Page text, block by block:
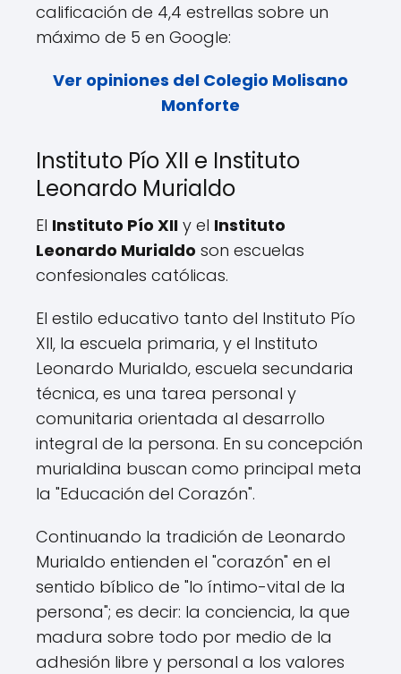
calificación de 4,4 estrellas sobre un
máximo de 5 en Google:
Ver opiniones del Colegio Molisano
Monforte
Instituto Pío XII e Instituto
Leonardo Murialdo
El Instituto Pío XII y el Instituto
Leonardo Murialdo son escuelas
confesionales católicas.
El estilo educativo tanto del Instituto Pío
XII, la escuela primaria, y el Instituto
Leonardo Murialdo, escuela secundaria
técnica, es una tarea personal y
comunitaria orientada al desarrollo
integral de la persona. En su concepción
murialdina buscan como principal meta
la "Educación del Corazón".
Continuando la tradición de Leonardo
Murialdo entienden el "corazón" en el
sentido bíblico de "lo íntimo-vital de la
persona"; es decir: la conciencia, la que
madura sobre todo por medio de la
adhesión libre y personal a los valores